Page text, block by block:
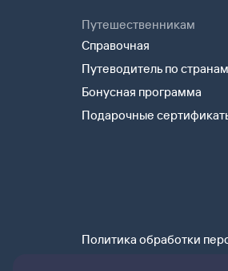
Путешественникам
Справочная
Путеводитель по странам
Бонусная программа
Подарочные
Политика обработки
При использовании